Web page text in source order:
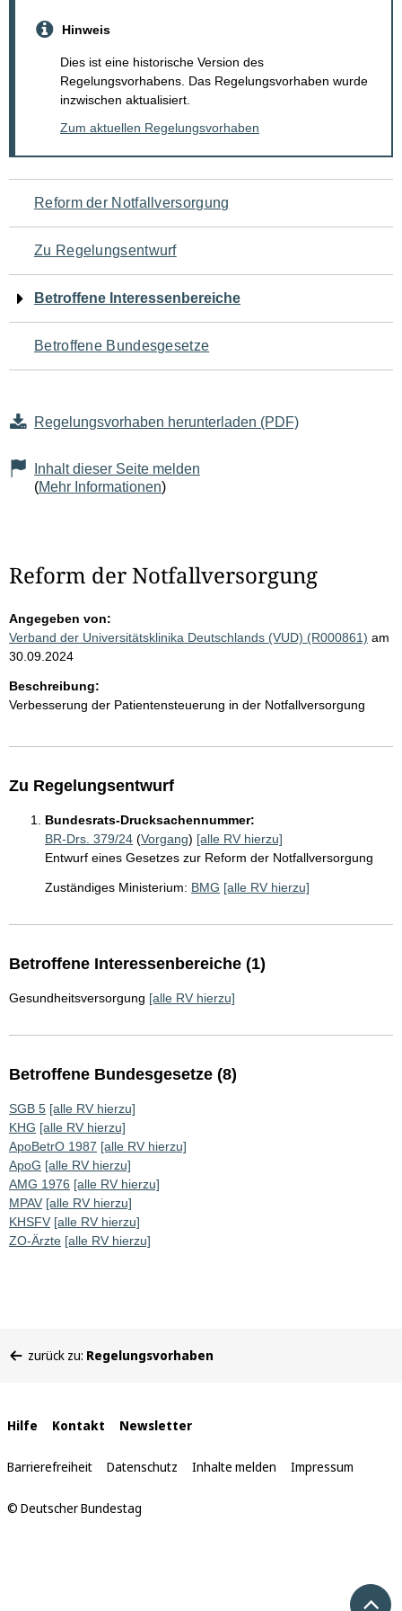
Hinweis
Dies ist eine historische Version des
Regelungsvorhabens. Das Regelungsvorhaben wurde
inzwischen aktualisiert.
Zum aktuellen Regelungsvorhaben
Navigation
für
den
Seiteninhalt
Reform der Notfallversorgung
Zu Regelungsentwurf
Betroffene Interessenbereiche
Betroffene Bundesgesetze
Regelungsvorhaben herunterladen (PDF)
Inhalt dieser Seite melden
(Mehr Informationen)
Reform der Notfallversorgung
Angegeben von:
Verband der Universitätsklinika Deutschlands (VUD) (R000861) am
30.09.2024
Beschreibung:
Verbesserung der Patientensteuerung in der Notfallversorgung
Zu Regelungsentwurf
Bundesrats-Drucksachennummer:
BR-Drs. 379/24 (Vorgang) [alle RV hierzu]
Entwurf eines Gesetzes zur Reform der Notfallversorgung
Zuständiges Ministerium: BMG [alle RV hierzu]
Betroffene Interessenbereiche (1)
Gesundheitsversorgung [alle RV hierzu]
Betroffene Bundesgesetze (8)
SGB 5 [alle RV hierzu]
KHG [alle RV hierzu]
ApoBetrO 1987 [alle RV hierzu]
ApoG [alle RV hierzu]
AMG 1976 [alle RV hierzu]
MPAV [alle RV hierzu]
KHSFV [alle RV hierzu]
ZO-Ärzte [alle RV hierzu]
befinden
zurück zu: Regelungsvorhaben
Interne
Links
Hilfe Kontakt Newsletter
Barrierefreiheit Datenschutz Inhalte melden Impressum
© Deutscher Bundestag